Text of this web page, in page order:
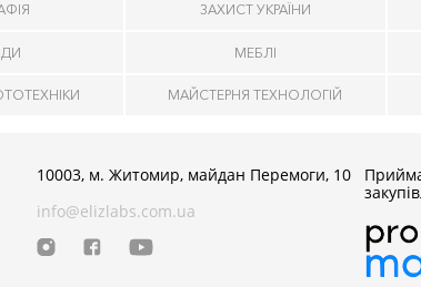
ЗАХИСТ УКРАЇНИ
МЕБЛІ
МАЙСТЕРНЯ ТЕХНОЛОГІЙ
10003, м. Житомир, майдан Перемоги, 10
info@elizlabs.com.ua